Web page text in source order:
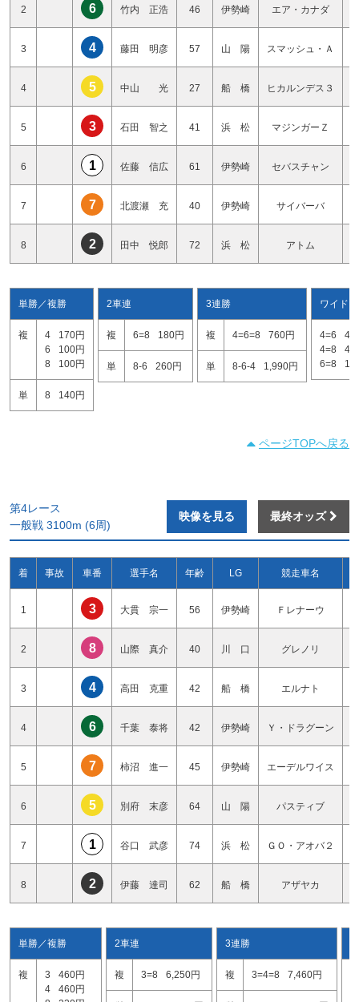
2 6 竹内 正浩 46 伊勢崎 エア・カナダ
3 4 藤田 明彦 57 山 陽 スマッシュ・Ａ
4 5 中山 光 27 船 橋 ヒカルンデス３
5 3 石田 智之 41 浜 松 マジンガーＺ
6 1 佐藤 信広 61 伊勢崎 セバスチャン
7 7 北渡瀬 充 40 伊勢崎 サイバーバ
8 2 田中 悦郎 72 浜 松 アトム
単勝／複勝
複 4
170円
6
100円
8
100円
単 8 140円
2車連
複 6=8 180円
単 8-6 260円
3連勝
複 4=6=8 760円
単 8-6-4 1,990円
ワイド
4=6
4=8
6=8
ページTOPへ戻る
第4レース
一般戦 3100m (6周)
映像を見る 最終オッズ
着 事故 車番 選手名 年齢 LG 競走車名
1 3 大貫 宗一 56 伊勢崎 Ｆレナーウ
2 8 山際 真介 40 川 口 グレノリ
3 4 高田 克重 42 船 橋 エルナト
4 6 千葉 泰将 42 伊勢崎 Ｙ・ドラグーン
5 7 柿沼 進一 45 伊勢崎 エーデルワイス
6 5 別府 末彦 64 山 陽 パスティブ
7 1 谷口 武彦 74 浜 松 ＧＯ・アオバ２
8 2 伊藤 達司 62 船 橋 アザヤカ
単勝／複勝
複 3
460円
4
460円
2車連
複 3=8 6,250円
3連勝
複 3=4=8 7,460円